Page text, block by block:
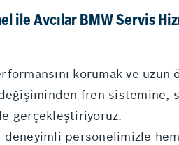
ile Avcılar BMW Servis
korumak ve
fren
gerçekleştiriyoruz.
deneyimli personelimizle